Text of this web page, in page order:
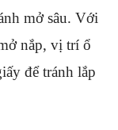
mở sâu. Với
nắp, vị trí ổ
để tránh lắp